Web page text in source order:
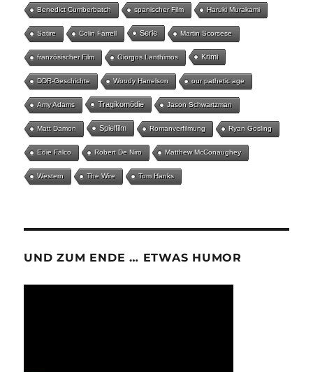
Benedict Cumberbatch spanischer Film Haruki Murakami
Satire Colin Farrell Serie Martin Scorsese
französischer Film Giorgos Lanthimos Krimi
DDR-Geschichte Woody Harrelson our pathetic age
Amy Adams Tragikomödie Jason Schwartzman
Matt Damon Spielfilm Romanverfilmung Ryan Gosling
Edie Falco Robert De Niro Matthew McConaughey
Western The Wire Tom Hanks
UND ZUM ENDE … ETWAS HUMOR